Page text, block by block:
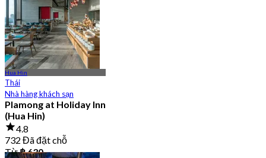
Hua Hin
Thái
Nhà hàng khách sạn
Plamong at Holiday Inn
(Hua Hin)
4.8
732 Đã đặt chỗ
Từ฿ 630